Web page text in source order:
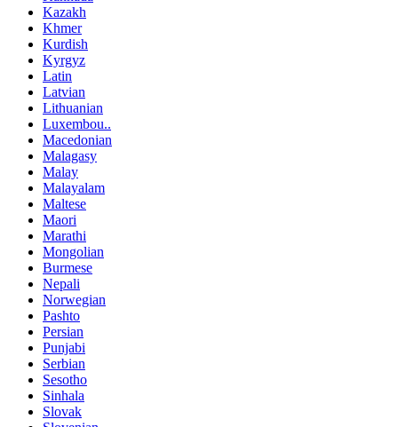
Kazakh
Khmer
Kurdish
Kyrgyz
Latin
Latvian
Lithuanian
Luxembou..
Macedonian
Malagasy
Malay
Malayalam
Maltese
Maori
Marathi
Mongolian
Burmese
Nepali
Norwegian
Pashto
Persian
Punjabi
Serbian
Sesotho
Sinhala
Slovak